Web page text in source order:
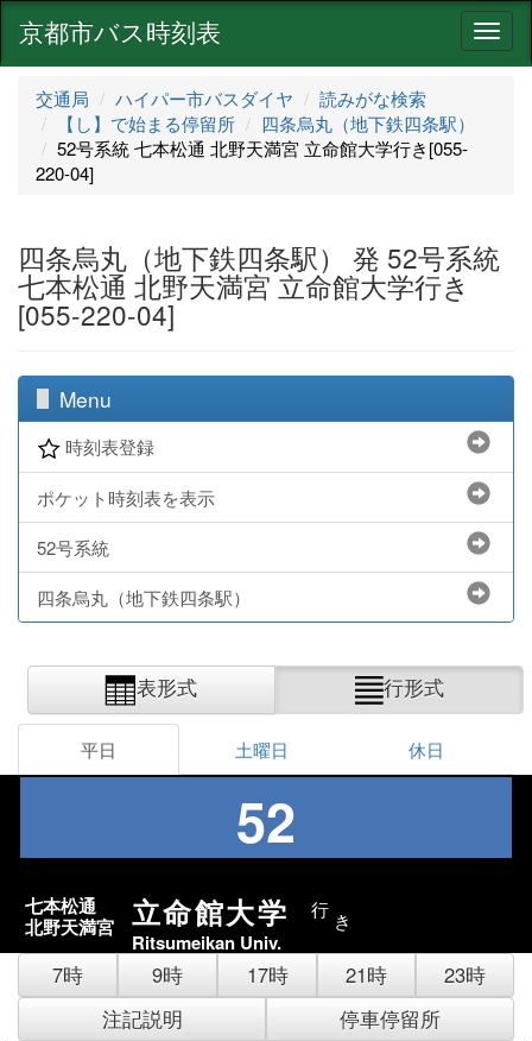
ナ
ビ
京都市バス時刻表
交通局 ハイパー市バスダイヤ
読みがな検索
【し】で始まる停留所
四条烏丸（地下鉄四条駅）
52号系統 七本松通 北野天満宮 立命館大学行き[055-
220-04]
四条烏丸（地下鉄四条駅） 発 52号系統
七本松通 北野天満宮 立命館大学行き
[055-220-04]
Menu
時刻表登録
ポケット時刻表を表示
52号系統
四条烏丸（地下鉄四条駅）
表形式 行形式
平日 土曜日 休日
52
七本松通
北野天満宮
立命館大学 行 き
Ritsumeikan Univ.
7時 9時 17時 21時
23時
注記説明
停車停留所